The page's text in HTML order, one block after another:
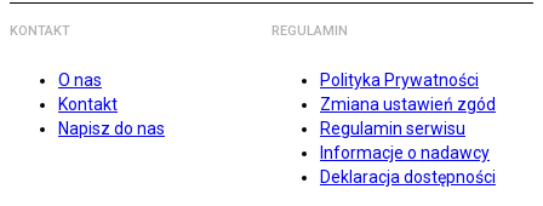
KONTAKT
O nas
Kontakt
Napisz do nas
REGULAMIN
Polityka Prywatności
Zmiana ustawień zgód
Regulamin serwisu
Informacje o nadawcy
Deklaracja dostępności